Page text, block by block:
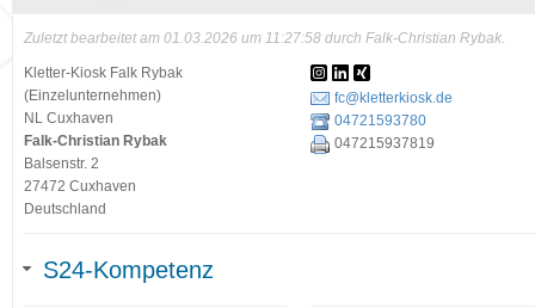
Zuletzt bearbeitet am 01.03.2026 um 11:27:58 durch Falk-Christian Rybak.
Kletter-Kiosk Falk Rybak
(Einzelunternehmen)
NL Cuxhaven
Falk-Christian Rybak
Balsenstr. 2
27472 Cuxhaven
Deutschland
fc@kletterkiosk.de
04721593780
047215937819
S24-Kompetenz